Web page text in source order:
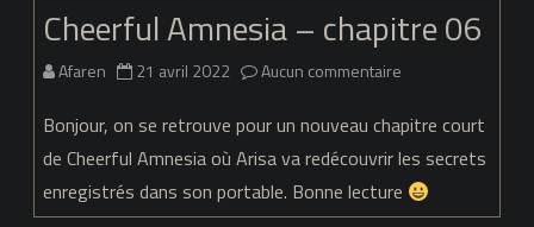
Cheerful Amnesia – chapitre 06
Afaren 21 avril 2022 Aucun commentaire
Amnesia
–
Bonjour, on se retrouve pour un nouveau chapitre court
de Cheerful Amnesia où Arisa va redécouvrir les secrets
enregistrés dans son portable. Bonne lecture